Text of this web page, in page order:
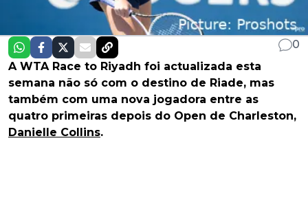
0
A WTA Race to Riyadh foi actualizada esta
semana não só com o destino de Riade, mas
também com uma nova jogadora entre as
quatro primeiras depois do Open de Charleston,
Danielle Collins.